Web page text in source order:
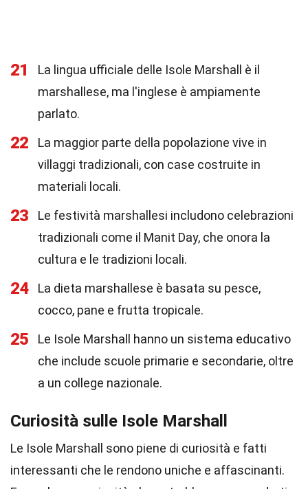
21
La lingua ufficiale delle Isole Marshall è il
marshallese, ma l'inglese è ampiamente
parlato.
22
La maggior parte della popolazione vive in
villaggi tradizionali, con case costruite in
materiali locali.
23
Le festività marshallesi includono celebrazioni
tradizionali come il Manit Day, che onora la
cultura e le tradizioni locali.
24
La dieta marshallese è basata su pesce,
cocco, pane e frutta tropicale.
25
Le Isole Marshall hanno un sistema educativo
che include scuole primarie e secondarie, oltre
a un college nazionale.
Curiosità sulle Isole Marshall
Le Isole Marshall sono piene di curiosità e fatti
interessanti che le rendono uniche e affascinanti.